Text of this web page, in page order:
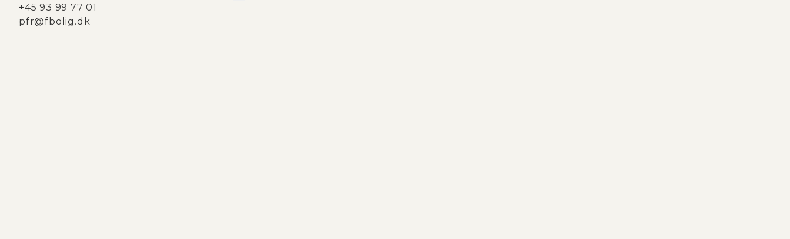
+45 93 99 77 01
pfr@fbolig.dk